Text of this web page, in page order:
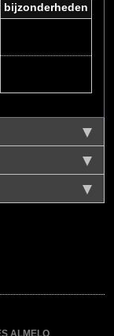
bijzonderheden
ALMELO